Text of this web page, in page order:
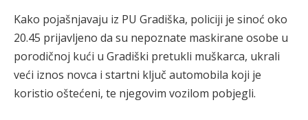
Kako pojašnjavaju iz PU Gradiška, policiji je sinoć oko
20.45 prijavljeno da su nepoznate maskirane osobe u
porodičnoj kući u Gradiški pretukli muškarca, ukrali
veći iznos novca i startni ključ automobila koji je
koristio oštećeni, te njegovim vozilom pobjegli.